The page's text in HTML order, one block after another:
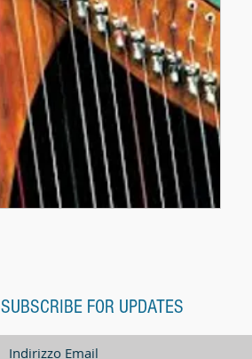
SUBSCRIBE FOR UPDATES